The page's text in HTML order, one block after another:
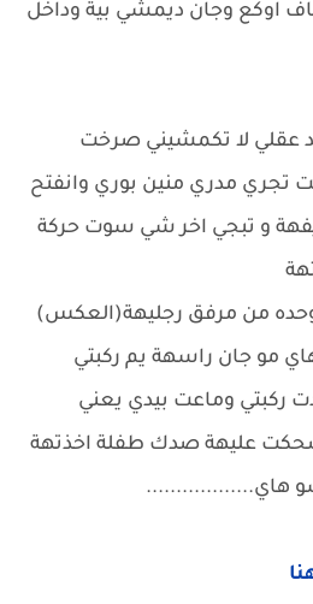
اوكع وجان ديمشي بية وداخل
عقلي لا تكمشيني صرخت
تجري مدري منين بوري وانفتح
و تبجي اخر شي سوت حركة
من مرفق رجليهة(العكس)
مو جان راسهة يم ركبتي
ركبتي وماعت بيدي يعني
عليهة صدك طفلة اخذتهة
هاي..................